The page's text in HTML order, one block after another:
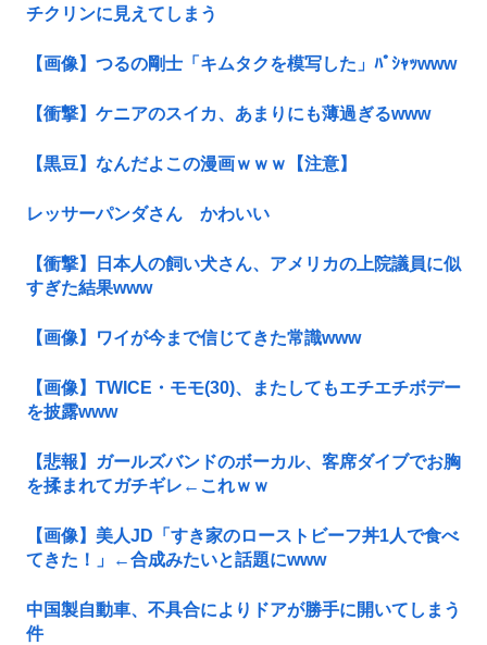
チクリンに見えてしまう
【画像】つるの剛士「キムタクを模写した」ﾊﾟｼｬｯwww
【衝撃】ケニアのスイカ、あまりにも薄過ぎるwww
【黒豆】なんだよこの漫画ｗｗｗ【注意】
レッサーパンダさん かわいい
【衝撃】日本人の飼い犬さん、アメリカの上院議員に似
すぎた結果www
【画像】ワイが今まで信じてきた常識www
【画像】TWICE・モモ(30)、またしてもエチエチボデー
を披露www
【悲報】ガールズバンドのボーカル、客席ダイブでお胸
を揉まれてガチギレ←これｗｗ
【画像】美人JD「すき家のローストビーフ丼1人で食べ
てきた！」←合成みたいと話題にwww
中国製自動車、不具合によりドアが勝手に開いてしまう
件